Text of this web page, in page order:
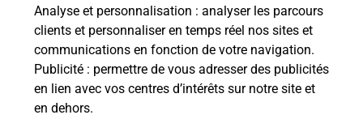
Analyse et personnalisation : analyser les parcours
clients et personnaliser en temps réel nos sites et
communications en fonction de votre navigation.
Publicité : permettre de vous adresser des publicités
en lien avec vos centres d’intérêts sur notre site et
en dehors.
Ouvert 24h/24
En savoir plus